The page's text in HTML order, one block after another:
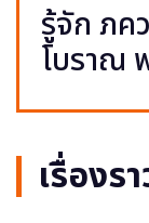
รู้จัก ภค
โบราณ
เรื่องร